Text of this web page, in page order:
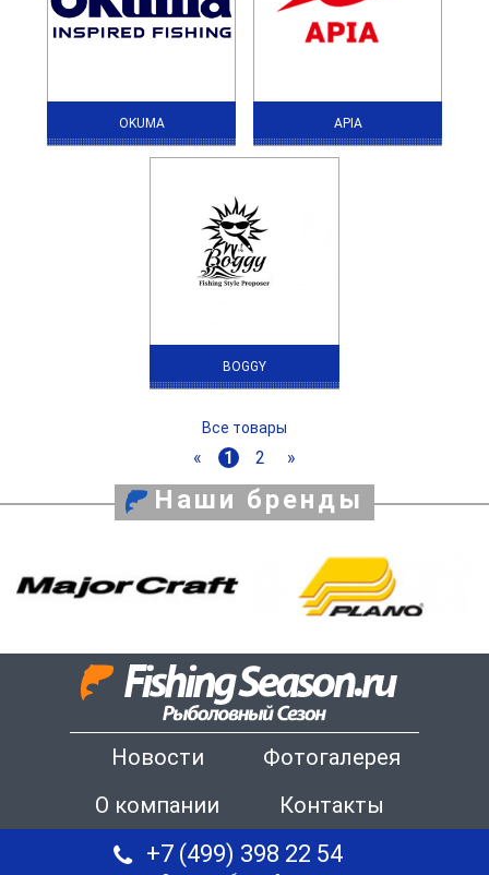
OKUMA APIA
BOGGY
Все товары
« 1 2 »
Наши бренды
Новости
Фотогалерея
О компании
Контакты
+7 (499) 398 22 54